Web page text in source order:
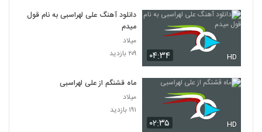
۰۴:۳۴ HD
دانلود آهنگ علی لهراسبی به نام قول
میدم
میلاد
۲۰۹ بازدید
۰۲:۳۵ HD
ماه قشنگم از علی لهراسبی
میلاد
۱۹۱ بازدید